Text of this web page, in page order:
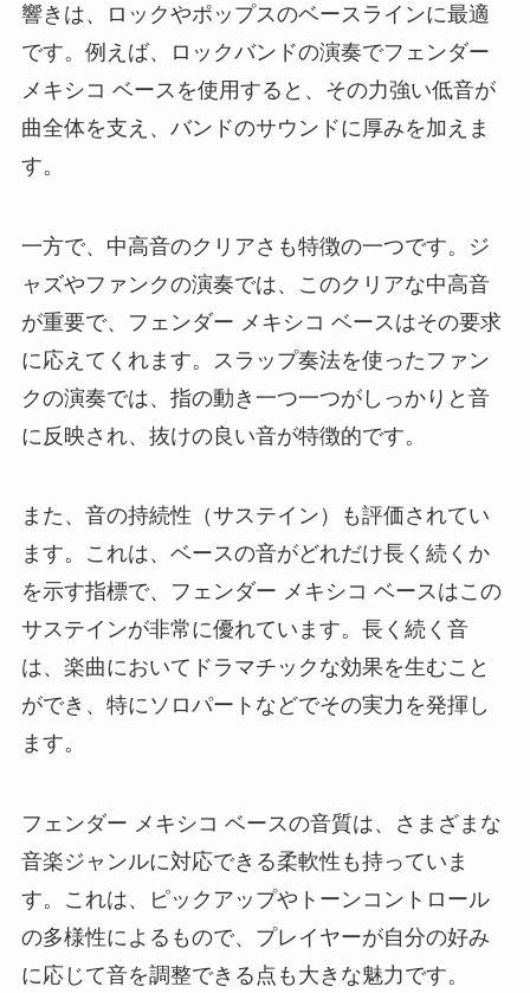
響きは、ロックやポップスのベースラインに最適
です。例えば、ロックバンドの演奏でフェンダー
メキシコ ベースを使用すると、その力強い低音が
曲全体を支え、バンドのサウンドに厚みを加えま
す。
一方で、中高音のクリアさも特徴の一つです。ジ
ャズやファンクの演奏では、このクリアな中高音
が重要で、フェンダー メキシコ ベースはその要求
に応えてくれます。スラップ奏法を使ったファン
クの演奏では、指の動き一つ一つがしっかりと音
に反映され、抜けの良い音が特徴的です。
また、音の持続性（サステイン）も評価されてい
ます。これは、ベースの音がどれだけ長く続くか
を示す指標で、フェンダー メキシコ ベースはこの
サステインが非常に優れています。長く続く音
は、楽曲においてドラマチックな効果を生むこと
ができ、特にソロパートなどでその実力を発揮し
ます。
フェンダー メキシコ ベースの音質は、さまざまな
音楽ジャンルに対応できる柔軟性も持っていま
す。これは、ピックアップやトーンコントロール
の多様性によるもので、プレイヤーが自分の好み
に応じて音を調整できる点も大きな魅力です。